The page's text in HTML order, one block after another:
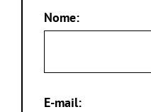
Nome:
E-mail: